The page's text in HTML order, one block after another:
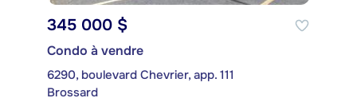
345 000 $
Condo à vendre
6290, boulevard Chevrier, app. 111
Brossard